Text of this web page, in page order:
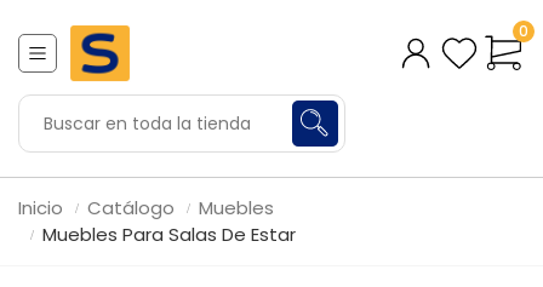
0
Inicio Catálogo
Muebles
Muebles Para Salas De Estar